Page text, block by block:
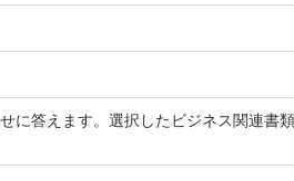
に答えます。選択したビジネス関連書